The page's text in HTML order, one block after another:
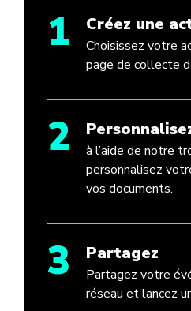
1 Créez une
Choisissez votre
page de collecte
2
à l’aide de notre
personnalisez
vos documents.
3 Partagez
Partagez votre
réseau et lancez